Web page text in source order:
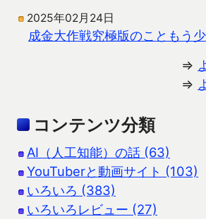
2025年02月24日
成金大作戦究極版のこともう
⇒
⇒
コンテンツ分類
AI（人工知能）の話 (63)
YouTuberと動画サイト (103)
いろいろ (383)
いろいろレビュー (27)